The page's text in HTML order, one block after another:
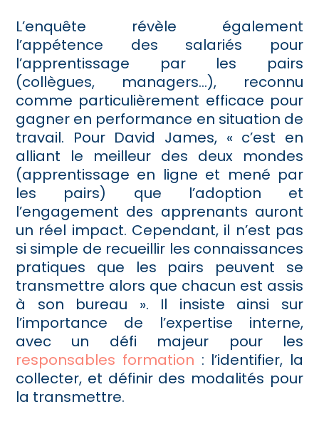
L’enquête révèle également
l’appétence des salariés pour
l’apprentissage par les pairs
(collègues, managers…), reconnu
comme particulièrement efficace pour
gagner en performance en situation de
travail. Pour David James, « c’est en
alliant le meilleur des deux mondes
(apprentissage en ligne et mené par
les pairs) que l’adoption et
l’engagement des apprenants auront
un réel impact. Cependant, il n’est pas
si simple de recueillir les connaissances
pratiques que les pairs peuvent se
transmettre alors que chacun est assis
à son bureau ». Il insiste ainsi sur
l’importance de l’expertise interne,
avec un défi majeur pour les
responsables formation : l’identifier, la
collecter, et définir des modalités pour
la transmettre.